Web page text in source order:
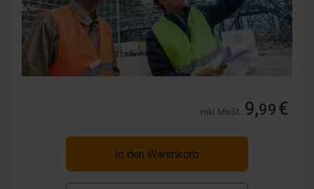
inkl. MwSt. 9,99€
In den Warenkorb